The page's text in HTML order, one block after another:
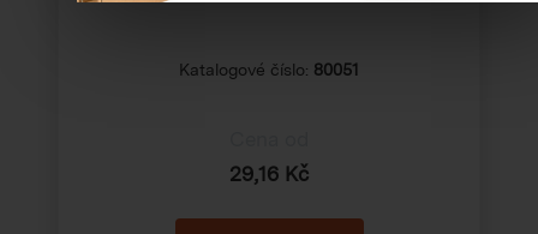
Katalogové číslo: 80051
29,16 Kč